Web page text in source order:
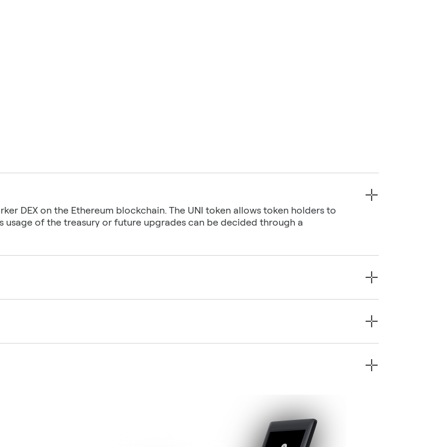
DEX on the Ethereum blockchain. The UNI token allows token holders to
of the treasury or future upgrades can be decided through a